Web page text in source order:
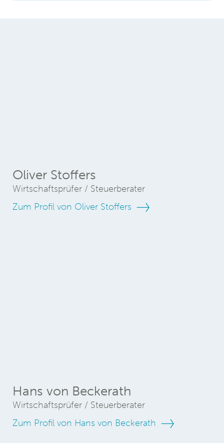
Oliver Stoffers
Wirtschaftsprüfer / Steuerberater
Zum Profil von Oliver Stoffers
Hans von Beckerath
Wirtschaftsprüfer / Steuerberater
Zum Profil von Hans von Beckerath